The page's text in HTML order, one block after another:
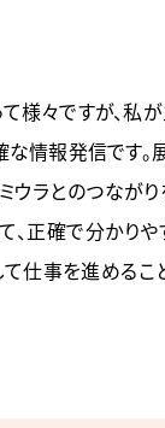
て様々ですが、
情報発信です。
ラとのつなが
正確で分かり
仕事を進めるこ